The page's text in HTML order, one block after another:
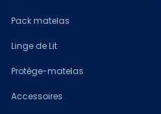
Pack matelas
Linge de Lit
Protège-matelas
Accessoires